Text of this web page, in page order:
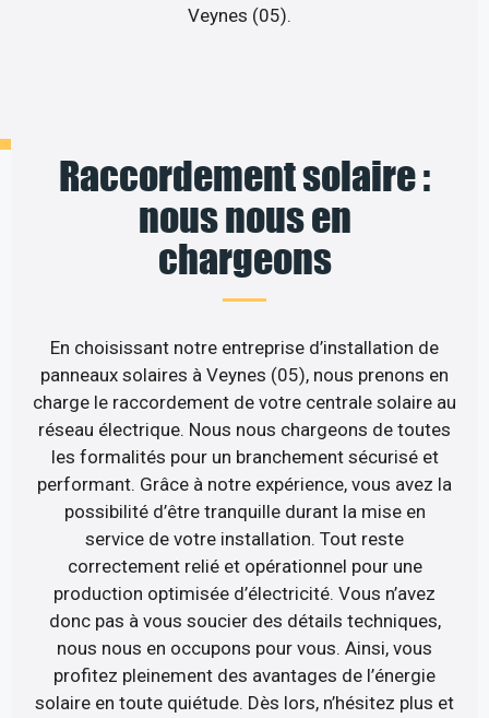
Veynes (05).
Raccordement solaire :
nous nous en
chargeons
En choisissant notre entreprise d’installation de
panneaux solaires à Veynes (05), nous prenons en
charge le raccordement de votre centrale solaire au
réseau électrique. Nous nous chargeons de toutes
les formalités pour un branchement sécurisé et
performant. Grâce à notre expérience, vous avez la
possibilité d’être tranquille durant la mise en
service de votre installation. Tout reste
correctement relié et opérationnel pour une
production optimisée d’électricité. Vous n’avez
donc pas à vous soucier des détails techniques,
nous nous en occupons pour vous. Ainsi, vous
profitez pleinement des avantages de l’énergie
solaire en toute quiétude. Dès lors, n’hésitez plus et